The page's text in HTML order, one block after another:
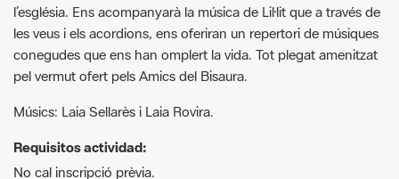
pel vermut ofert pels Amics del Bisaura.
Músics: Laia Sellarès i Laia Rovira.
Requisitos actividad:
No cal inscripció prèvia.
compartir
G
a
F
c
P
n
C
m
Recursos.